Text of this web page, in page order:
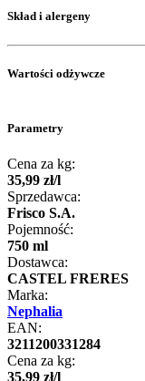
Skład i alergeny
Wartości odżywcze
Parametry
Cena za kg:
35,99 zł/l
Sprzedawca:
Frisco S.A.
Pojemność:
750 ml
Dostawca:
CASTEL FRERES
Marka:
Nephalia
EAN:
3211200331284
Cena za kg:
35,99 zł/l